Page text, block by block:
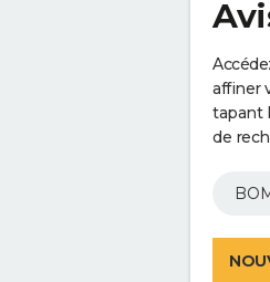
affiner
tapant
de